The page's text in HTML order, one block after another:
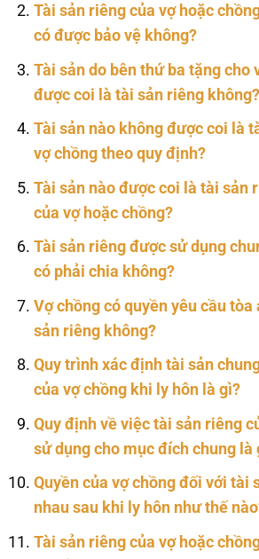
Tài sản riêng của vợ hoặc
có được bảo vệ không?
Tài sản do bên thứ ba tặng cho
được coi là tài sản riêng không?
Tài sản nào không được coi là
vợ chồng theo quy định?
Tài sản nào được coi là tài sản
của vợ hoặc chồng?
Tài sản riêng được sử dụng
có phải chia không?
Vợ chồng có quyền yêu cầu
sản riêng không?
Quy trình xác định tài sản
của vợ chồng khi ly hôn là gì?
Quy định về việc tài sản riêng
sử dụng cho mục đích chung là
Quyền của vợ chồng đối với tài
nhau sau khi ly hôn như thế
Tài sản riêng của vợ hoặc